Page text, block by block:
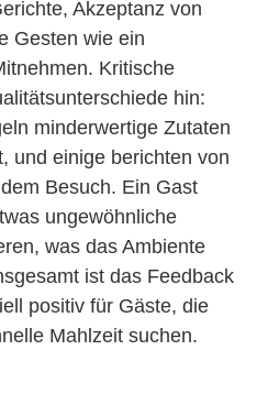
Akzeptanz von
Gesten wie ein
Kritische
hin:
minderwertige Zutaten
und einige berichten von
Besuch. Ein Gast
ungewöhnliche
was das Ambiente
ist das Feedback
positiv für Gäste, die
Mahlzeit suchen.